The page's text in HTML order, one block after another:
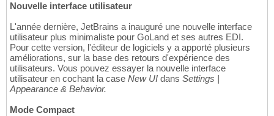
Nouvelle interface utilisateur
L'année dernière, JetBrains a inauguré une nouvelle interface
utilisateur plus minimaliste pour GoLand et ses autres EDI.
Pour cette version, l'éditeur de logiciels y a apporté plusieurs
améliorations, sur la base des retours d'expérience des
utilisateurs. Vous pouvez essayer la nouvelle interface
utilisateur en cochant la case New UI dans Settings |
Appearance & Behavior.
Mode Compact